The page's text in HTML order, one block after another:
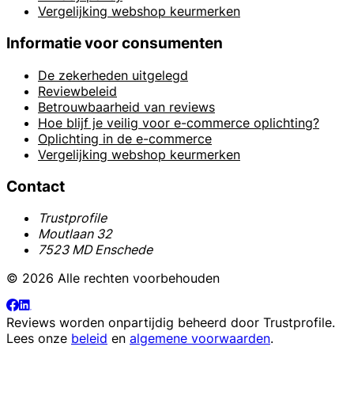
Vergelijking webshop keurmerken
Informatie voor consumenten
De zekerheden uitgelegd
Reviewbeleid
Betrouwbaarheid van reviews
Hoe blijf je veilig voor e-commerce oplichting?
Oplichting in de e-commerce
Vergelijking webshop keurmerken
Contact
Trustprofile
Moutlaan 32
7523 MD Enschede
© 2026 Alle rechten voorbehouden
Reviews worden onpartijdig beheerd door Trustprofile.
Lees onze beleid en algemene voorwaarden.